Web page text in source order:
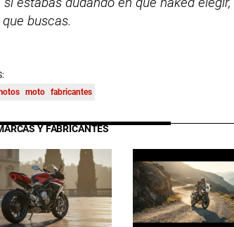
buscas.
moto fabricantes
Y FABRICANTES